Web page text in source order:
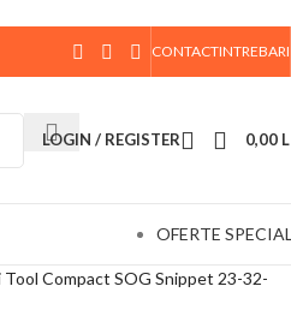
vor fi expediate. Va
CONTACTINTREBARI
LOGIN / REGISTER 0,00
OFERTE
Compact SOG Snippet 23-32-